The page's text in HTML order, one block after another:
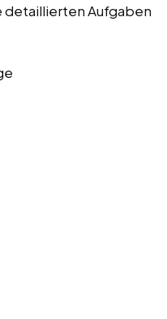
detaillierten Aufgaben